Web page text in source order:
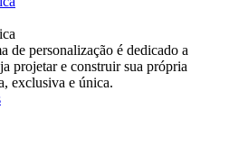
de personalização é dedicado a
projetar e construir sua própria
exclusiva e única.